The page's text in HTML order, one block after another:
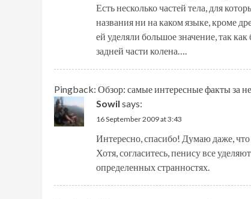
Есть несколько частей тела, для
названия ни на каком языке, кроме
ей уделяли большое значение, так
задней части колена….
Pingback: Обзор: самые интересные факты за
Sowil says:
16 September 2009 at 3:43
Интересно, спасибо! Думаю даже,
Хотя, согласитесь, пенису все
определенных странностях.